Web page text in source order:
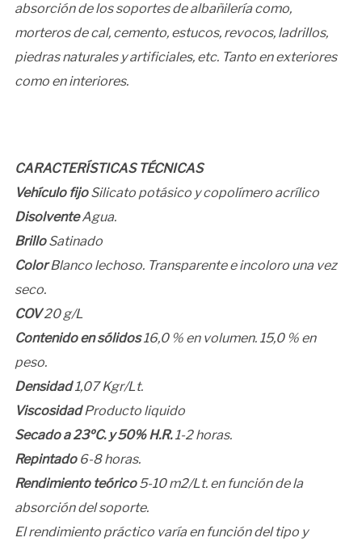
absorción de los soportes de albañilería como,
morteros de cal, cemento, estucos, revocos, ladrillos,
piedras naturales y artificiales, etc. Tanto en exteriores
como en interiores.
CARACTERÍSTICAS TÉCNICAS
Vehículo fijoSilicato potásico y copolímero acrílico
DisolventeAgua.
BrilloSatinado
ColorBlanco lechoso. Transparente e incoloro una vez
seco.
COV20 g/L
Contenido en sólidos16,0 % en volumen. 15,0 % en
peso.
Densidad1,07 Kgr/Lt.
ViscosidadProducto liquido
Secado a 23ºC. y 50% H.R.1-2 horas.
Repintado6-8 horas.
Rendimiento teórico5-10 m2/Lt. en función de la
absorción del soporte.
El rendimiento práctico varía en función del tipo y